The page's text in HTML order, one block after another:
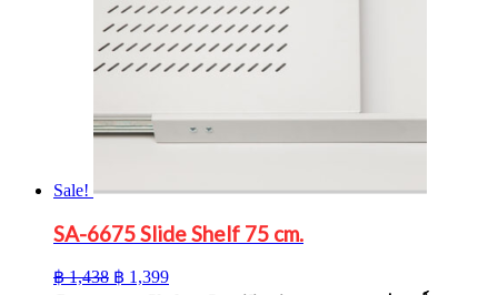
Sale!
SA-6675 Slide Shelf 75 cm.
฿1,438 Original
฿ 1,399Current